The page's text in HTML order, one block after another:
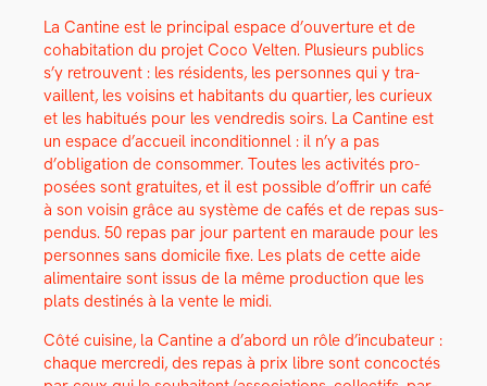
La Can­tine est le prin­ci­pal espace d’ouverture et de
cohab­i­ta­tion du pro­jet Coco Vel­ten. Plusieurs publics
s’y retrou­vent : les rési­dents, les per­son­nes qui y tra­
vail­lent, les voisins et habi­tants du quarti­er, les curieux
et les habitués pour les ven­dredis soirs. La Can­tine est
un espace d’accueil incon­di­tion­nel : il n’y a pas
d’obligation de con­som­mer. Toutes les activ­ités pro­
posées sont gra­tu­ites, et il est pos­si­ble d’offrir un café
à son voisin grâce au sys­tème de cafés et de repas sus­
pendus. 50 repas par jour par­tent en maraude pour les
per­son­nes sans domi­cile fixe. Les plats de cette aide
ali­men­taire sont issus de la même pro­duc­tion que les
plats des­tinés à la vente le midi.
Côté cui­sine, la Can­tine a d’abord un rôle d’incubateur :
chaque mer­cre­di, des repas à prix libre sont con­coc­tés